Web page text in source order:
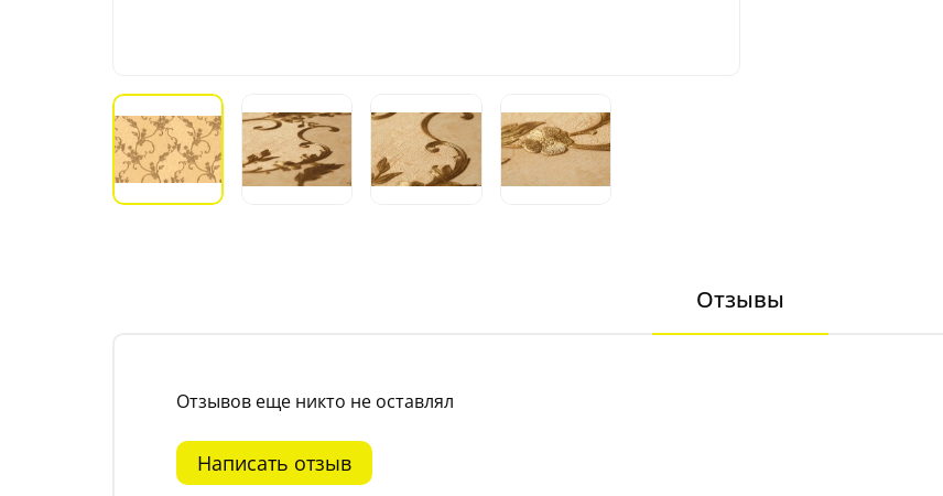
Отзывы
Отзывов еще никто не оставлял
Написать отзыв